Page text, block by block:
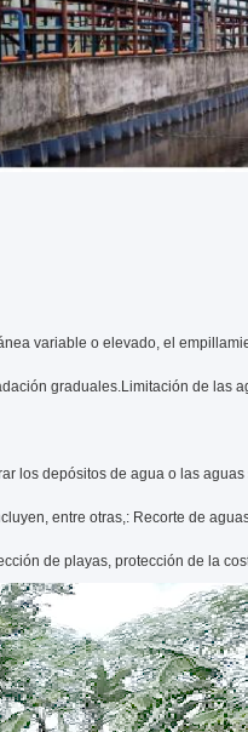
variable o elevado, el
graduales.Limitación de las
los depósitos de agua o las
entre otras,: Recorte de
de playas, protección de la